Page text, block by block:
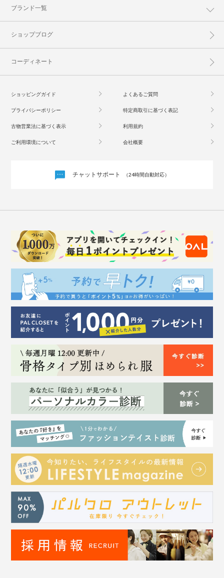
ブランド一覧
ショップブログ
コーディネート
ショッピングガイド よくあるご質問
プライバシーポリシー 特定商取引に基づく表記
古物営業法に基づく表示 利用規約
ご利用環境について 会社概要
チャットサポート （24時間自動対応）